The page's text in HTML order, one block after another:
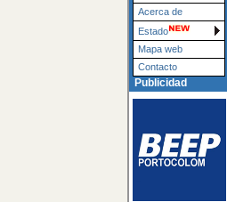
Acerca de
Estado
Mapa web
Contacto
Publicidad